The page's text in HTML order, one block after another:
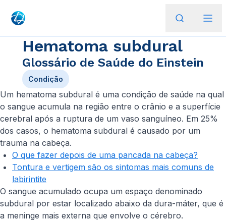
Hematoma subdural
Glossário de Saúde do Einstein
Condição
Um hematoma subdural é uma condição de saúde na qual
o sangue acumula na região entre o crânio e a superfície
cerebral após a ruptura de um vaso sanguíneo. Em 25%
dos casos, o hematoma subdural é causado por um
trauma na cabeça.
O que fazer depois de uma pancada na cabeça?
Tontura e vertigem são os sintomas mais comuns de
labirintite
O sangue acumulado ocupa um espaço denominado
subdural por estar localizado abaixo da dura-máter, que é
a meninge mais externa que envolve o cérebro.